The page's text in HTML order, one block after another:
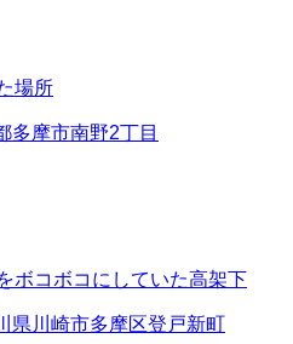
場所
多摩市南野2丁目
ボコボコにしていた高架下
県川崎市多摩区登戸新町